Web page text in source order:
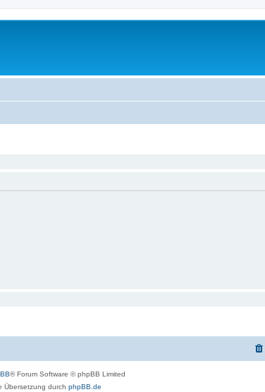
® Forum Software © phpBB Limited
Übersetzung durch phpBB.de